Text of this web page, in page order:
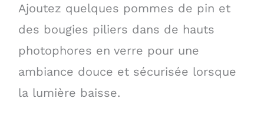
Ajoutez quelques pommes de pin et
des bougies piliers dans de hauts
photophores en verre pour une
ambiance douce et sécurisée lorsque
la lumière baisse.